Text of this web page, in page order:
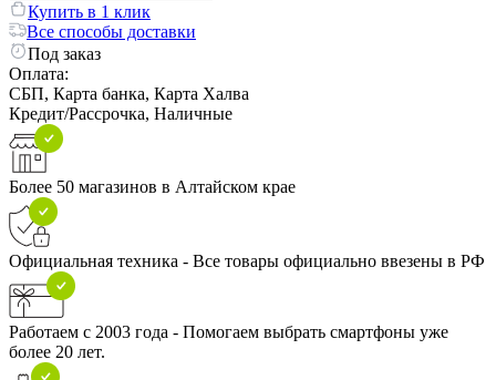
Купить в 1 клик
Все способы доставки
Под заказ
Оплата:
СБП, Карта банка, Карта Халва
Кредит/Рассрочка, Наличные
Более 50 магазинов в Алтайском крае
Официальная техника - Все товары официально ввезены в РФ
Работаем с 2003 года - Помогаем выбрать смартфоны уже
более 20 лет.